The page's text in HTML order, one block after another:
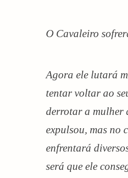
O Cavaleiro
Agora ele lutará
tentar voltar ao
derrotar a mulher
expulsou, mas no
enfrentará
será que ele